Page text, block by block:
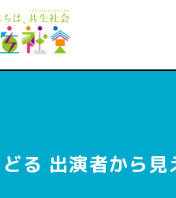
る 出演者から見